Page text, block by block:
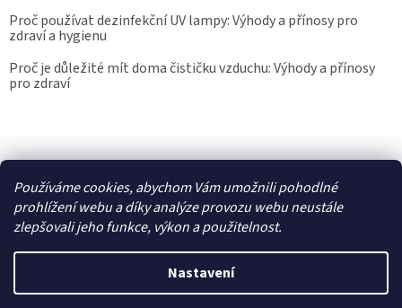
Používáme cookies, abychom Vám umožnili pohodlné
prohlížení webu a díky analýze provozu webu neustále
zlepšovali jeho funkce, výkon a použitelnost.
Nastavení
Proč používat dezinfekční UV lampy: Výhody a přínosy pro
zdraví a hygienu
Proč je důležité mít doma čističku vzduchu: Výhody a přínosy
pro zdraví
Vytvořil Shoptet